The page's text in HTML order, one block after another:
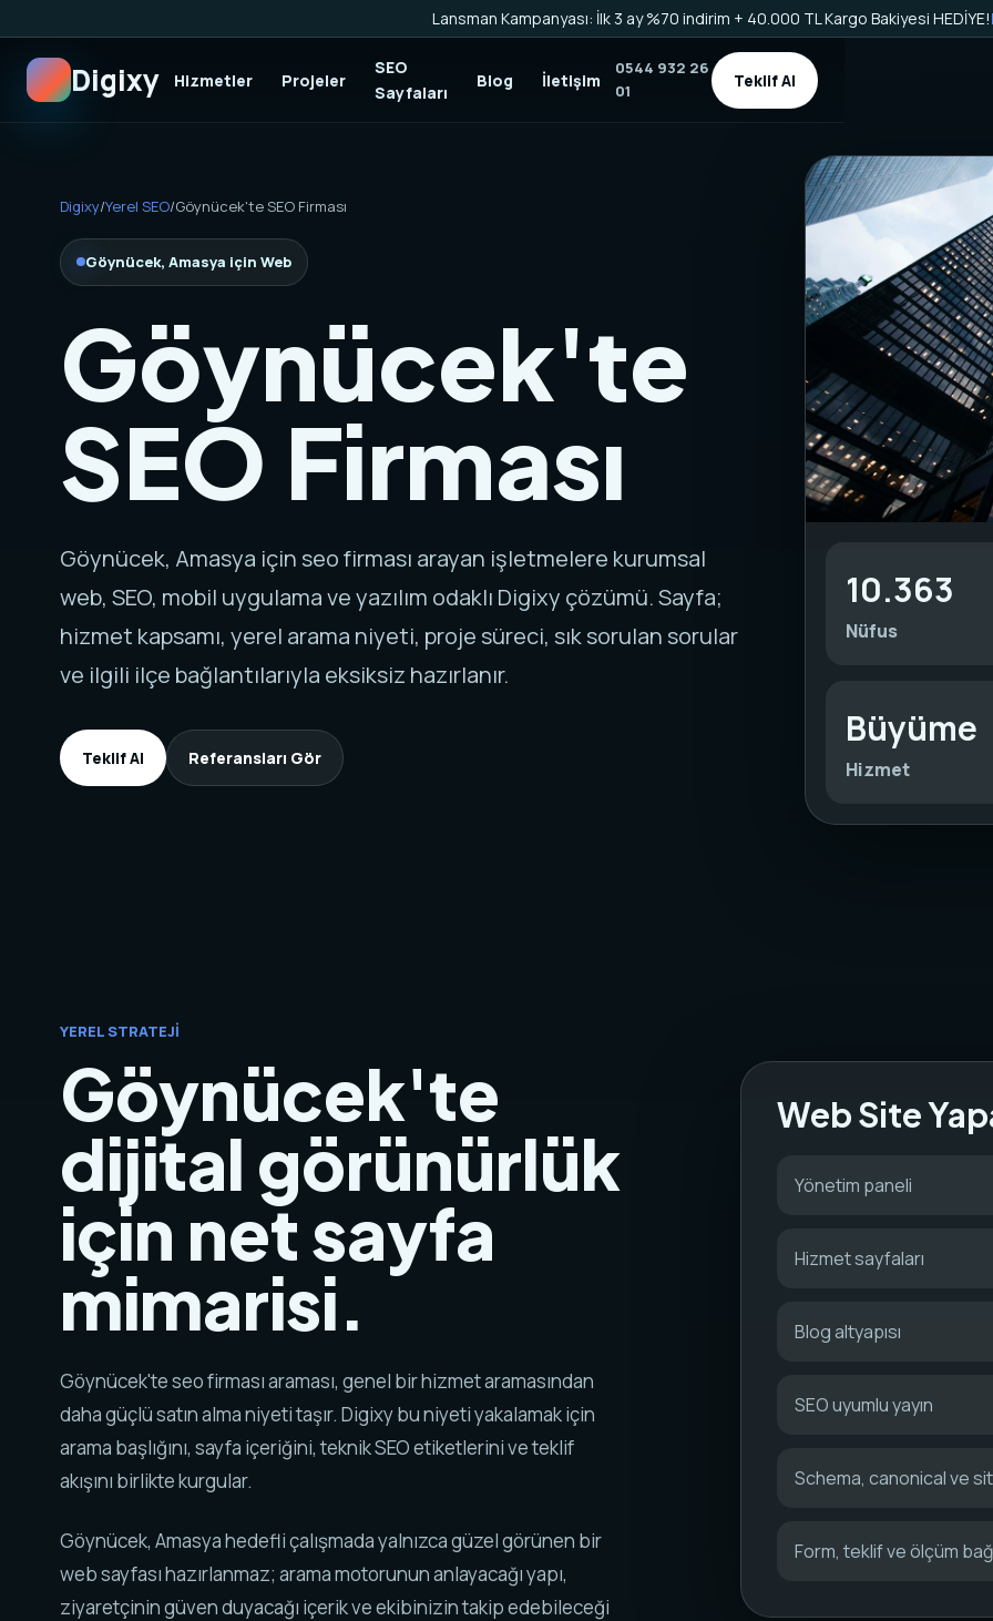
Lansman Kampanyası: İlk 3 ay %70 indirim + 40.000 TL Kargo Bakiyesi HEDİYE!
Digixy Hizmetler Projeler
SEO
Sayfaları
Blog İletişim
0544 932 26
01
Teklif Al
Digixy/Yerel SEO/Göynücek'te SEO Firması
Göynücek, Amasya için Web
Göynücek'te
SEO Firması
Göynücek, Amasya için seo firması arayan işletmelere kurumsal
web, SEO, mobil uygulama ve yazılım odaklı Digixy çözümü. Sayfa;
hizmet kapsamı, yerel arama niyeti, proje süreci, sık sorulan sorular
ve ilgili ilçe bağlantılarıyla eksiksiz hazırlanır.
Teklif Al Referansları Gör
10.363
Nüfus
Büyüme
Hizmet
YEREL STRATEJI
Göynücek'te
dijital görünürlük
için net sayfa
mimarisi.
Göynücek'te seo firması araması, genel bir hizmet aramasından
daha güçlü satın alma niyeti taşır. Digixy bu niyeti yakalamak için
arama başlığını, sayfa içeriğini, teknik SEO etiketlerini ve teklif
akışını birlikte kurgular.
Göynücek, Amasya hedefli çalışmada yalnızca güzel görünen bir
web sayfası hazırlanmaz; arama motorunun anlayacağı yapı,
ziyaretçinin güven duyacağı içerik ve ekibinizin takip edebileceği
Web Site
Yönetim paneli
Hizmet sayfaları
Blog altyapısı
SEO uyumlu yayın
Schema, canonical ve
Form, teklif ve ölçüm